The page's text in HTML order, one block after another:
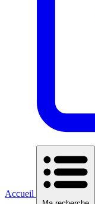
Accueil